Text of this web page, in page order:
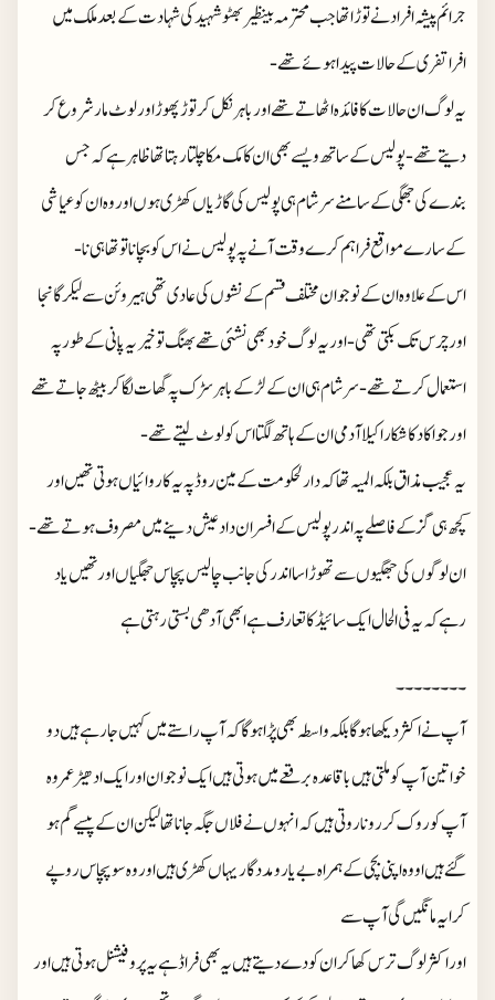
جرائم پیشہ افراد نے توڑا تھا جب محترمہ بینظیر بھٹو شہید کی شہادت کے بعد ملک میں
افراتفری کے حالات پیدا ہوئے تھے-
یہ لوگ ان حالات کا فائدہ اٹھاتے تھے اور باہر نکل کر توڑ پھوڑ اور لوٹ مار شروع کر
دیتے تھے- پولیس کے ساتھ ویسے بھی ان کا مک مکا چلتا رہتا تھا ظاہر ہے کہ جس
بندے کی جھگی کے سامنے سرشام ہی پولیس کی گاڑیاں کھڑی ہوں اور وہ ان کو عیاشی
کے سارے مواقع فراہم کرے وقت آنے پہ پولیس نے اس کو بچانا تو تھا ہی نا-
اس کے علاوہ ان کے نوجوان مختلف قسم کے نشوں کی عادی تھی ہیروئن سے لیکر گانجا
اور چرس تک بکتی تھی- اور یہ لوگ خود بھی نشئی تھے بھنگ تو خیر یہ پانی کے طور پہ
استعمال کرتے تھے- سر شام ہی ان کے لڑکے باہر سڑک پہ گھات لگا کر بیٹھ جاتے تھے
اور جو اکا دکا شکار اکیلا آدمی ان کے ہاتھ لگتا اس کو لوٹ لیتے تھے-
یہ عجیب مذاق بلکہ المیہ تھا کہ دارلحکومت کے مین روڈ پہ یہ کاروائیاں ہوتی تھیں اور
کچھ ہی گز کے فاصلے پہ اندر پولیس کے افسران داد عیش دینے میں مصروف ہوتے تھے-
ان لوگوں کی جھگیوں سے تھوڑا سا اندر کی جانب چالیس پچاس جھگیاں اور تھیں یاد
رہے کہ یہ فی الحال ایک سائیڈ کا تعارف ہے ابھی آدھی بستی رہتی ہے
۔۔۔۔۔۔۔۔
آپ نے اکثر دیکھا ہوگا بلکہ واسطہ بھی پڑا ہوگا کہ آپ راستے میں کہیں جا رہے ہیں دو
خواتین آپ کو ملتی ہیں باقاعدہ برقعے میں ہوتی ہیں ایک نوجوان اور ایک ادھیڑ عمر وہ
آپ کو روک کر رونا روتی ہیں کہ انہوں نے فلاں جگہ جانا تھا لیکن ان کے پیسے گم ہو
گئے ہیں او وہ اپنی بچی کے ہمراہ بے یار و مددگار یہاں کھڑی ہیں اور وہ سو پچاس روپے
کرایہ مانگیں گی آپ سے
اور اکثر لوگ ترس کھا کر ان کو دے دیتے ہیں یہ بھی فراڈ ہے یہ پروفیشنل ہوتی ہیں اور